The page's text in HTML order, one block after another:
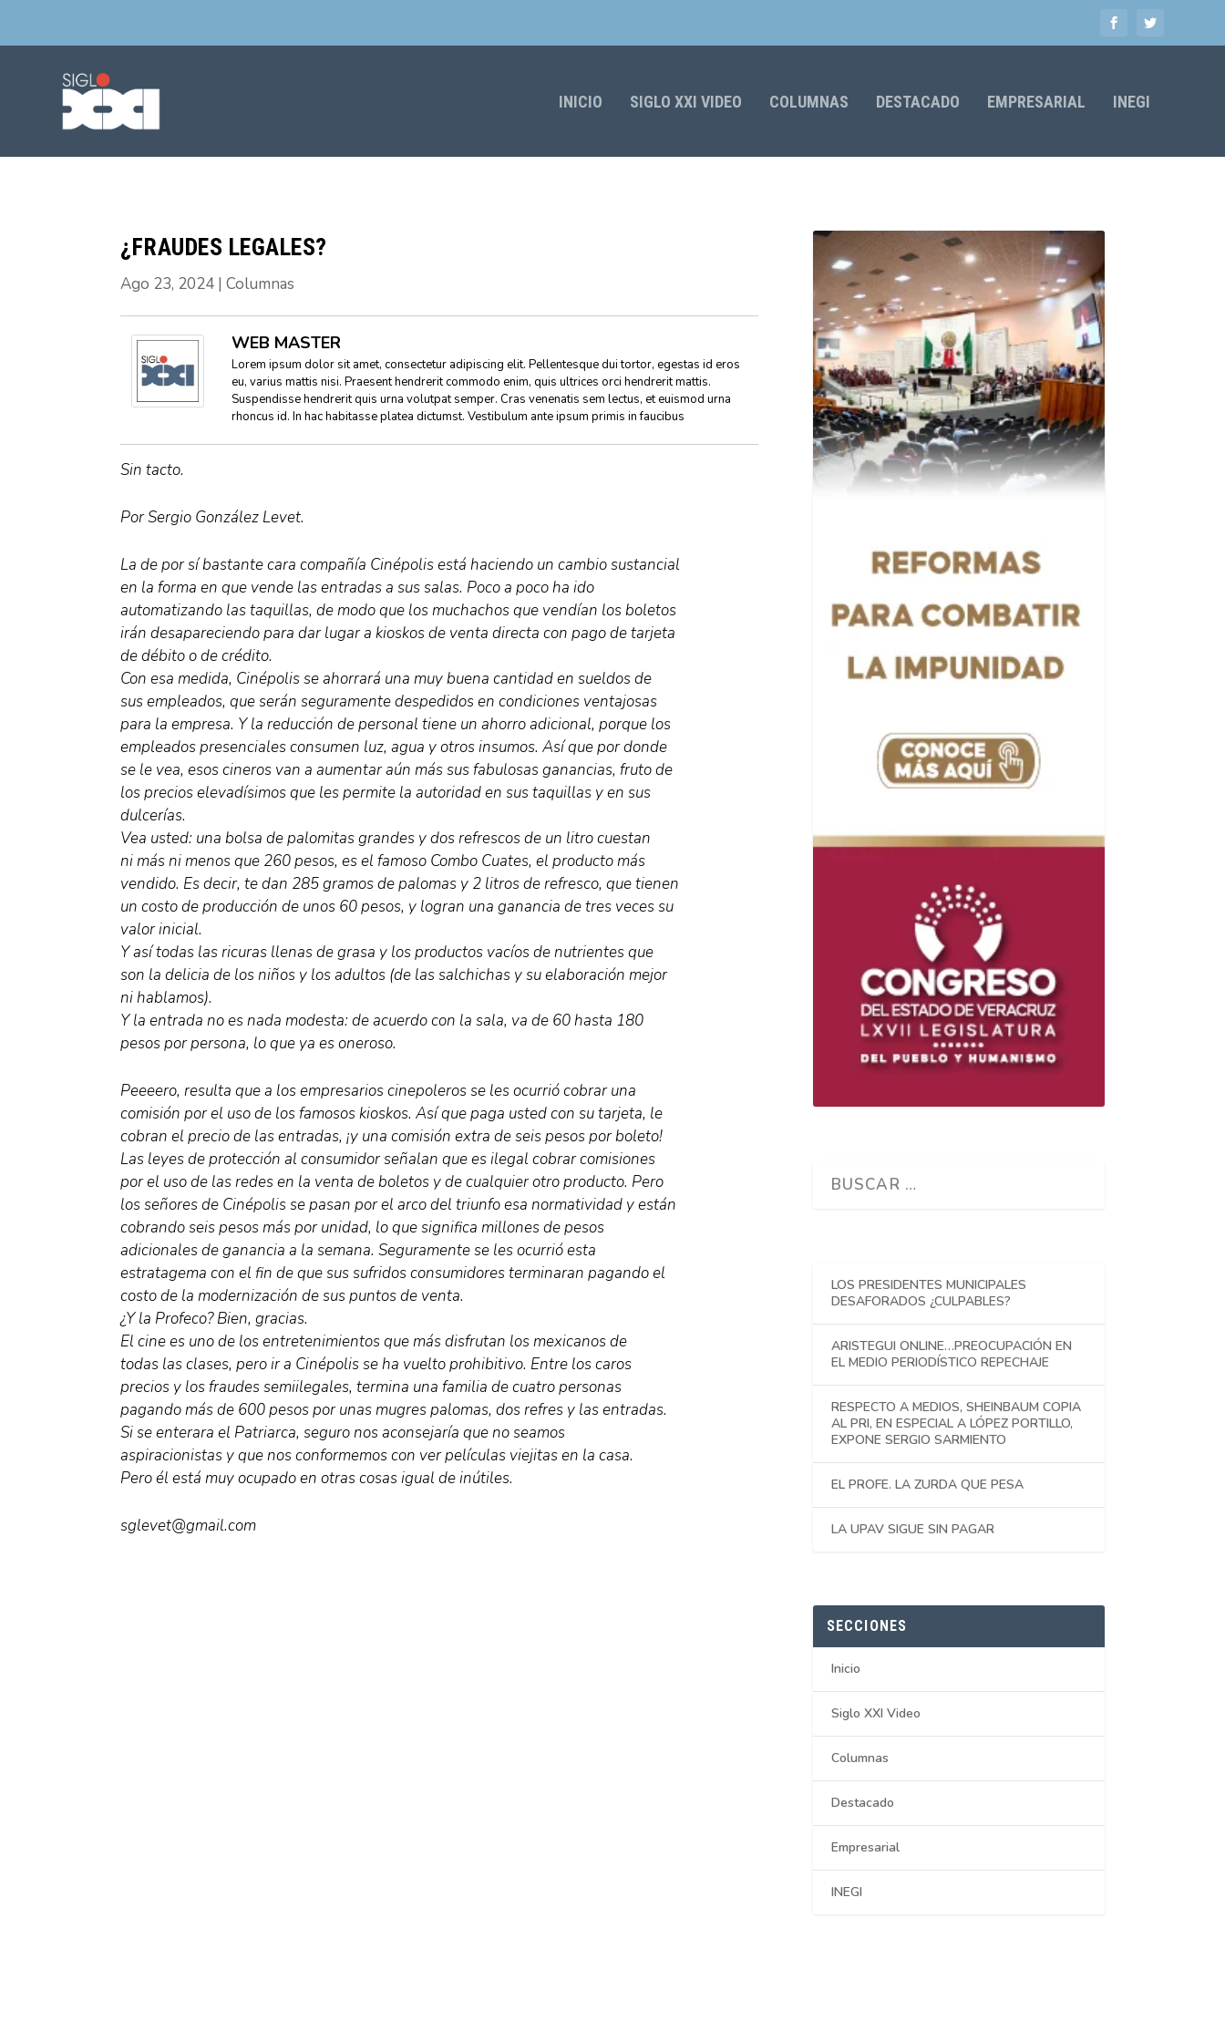
INICIO SIGLO XXI VIDEO COLUMNAS DESTACADO EMPRESARIAL INEGI
¿FRAUDES LEGALES?
Ago 23, 2024 | Columnas
WEB MASTER
Lorem ipsum dolor sit amet, consectetur adipiscing elit. Pellentesque dui tortor, egestas id eros
eu, varius mattis nisi. Praesent hendrerit commodo enim, quis ultrices orci hendrerit mattis.
Suspendisse hendrerit quis urna volutpat semper. Cras venenatis sem lectus, et euismod urna
rhoncus id. In hac habitasse platea dictumst. Vestibulum ante ipsum primis in faucibus
Sin tacto.
Por Sergio González Levet.
La de por sí bastante cara compañía Cinépolis está haciendo un cambio sustancial
en la forma en que vende las entradas a sus salas. Poco a poco ha ido
automatizando las taquillas, de modo que los muchachos que vendían los boletos
irán desapareciendo para dar lugar a kioskos de venta directa con pago de tarjeta
de débito o de crédito.
Con esa medida, Cinépolis se ahorrará una muy buena cantidad en sueldos de
sus empleados, que serán seguramente despedidos en condiciones ventajosas
para la empresa. Y la reducción de personal tiene un ahorro adicional, porque los
empleados presenciales consumen luz, agua y otros insumos. Así que por donde
se le vea, esos cineros van a aumentar aún más sus fabulosas ganancias, fruto de
los precios elevadísimos que les permite la autoridad en sus taquillas y en sus
dulcerías.
Vea usted: una bolsa de palomitas grandes y dos refrescos de un litro cuestan
ni más ni menos que 260 pesos, es el famoso Combo Cuates, el producto más
vendido. Es decir, te dan 285 gramos de palomas y 2 litros de refresco, que tienen
un costo de producción de unos 60 pesos, y logran una ganancia de tres veces su
valor inicial.
Y así todas las ricuras llenas de grasa y los productos vacíos de nutrientes que
son la delicia de los niños y los adultos (de las salchichas y su elaboración mejor
ni hablamos).
Y la entrada no es nada modesta: de acuerdo con la sala, va de 60 hasta 180
pesos por persona, lo que ya es oneroso.
Peeeero, resulta que a los empresarios cinepoleros se les ocurrió cobrar una
comisión por el uso de los famosos kioskos. Así que paga usted con su tarjeta, le
cobran el precio de las entradas, ¡y una comisión extra de seis pesos por boleto!
Las leyes de protección al consumidor señalan que es ilegal cobrar comisiones
por el uso de las redes en la venta de boletos y de cualquier otro producto. Pero
los señores de Cinépolis se pasan por el arco del triunfo esa normatividad y están
cobrando seis pesos más por unidad, lo que significa millones de pesos
adicionales de ganancia a la semana. Seguramente se les ocurrió esta
estratagema con el fin de que sus sufridos consumidores terminaran pagando el
costo de la modernización de sus puntos de venta.
¿Y la Profeco? Bien, gracias.
El cine es uno de los entretenimientos que más disfrutan los mexicanos de
todas las clases, pero ir a Cinépolis se ha vuelto prohibitivo. Entre los caros
precios y los fraudes semiilegales, termina una familia de cuatro personas
pagando más de 600 pesos por unas mugres palomas, dos refres y las entradas.
Si se enterara el Patriarca, seguro nos aconsejaría que no seamos
aspiracionistas y que nos conformemos con ver películas viejitas en la casa.
Pero él está muy ocupado en otras cosas igual de inútiles.
sglevet@gmail.com
LOS PRESIDENTES MUNICIPALES
DESAFORADOS ¿CULPABLES?
ARISTEGUI ONLINE…PREOCUPACIÓN EN
EL MEDIO PERIODÍSTICO REPECHAJE
RESPECTO A MEDIOS, SHEINBAUM COPIA
AL PRI, EN ESPECIAL A LÓPEZ PORTILLO,
EXPONE SERGIO SARMIENTO
EL PROFE. LA ZURDA QUE PESA
LA UPAV SIGUE SIN PAGAR
SECCIONES
Inicio
Siglo XXI Video
Columnas
Destacado
Empresarial
INEGI